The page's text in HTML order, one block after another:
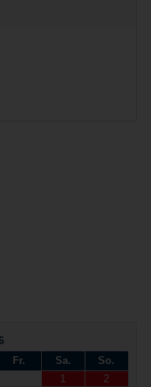
Fr. Sa.
So.
1
2